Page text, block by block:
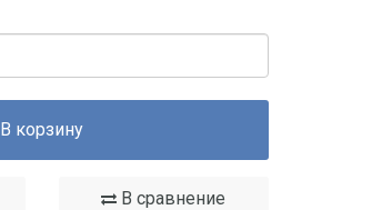
В корзину
В сравнение